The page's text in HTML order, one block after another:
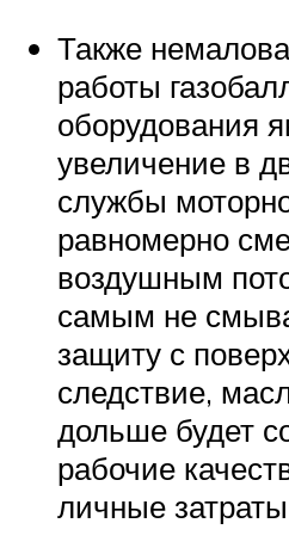
Также
работы
оборудования
увеличение в
службы
равномерно
воздушным
самым не
защиту с
следствие,
дольше будет
рабочие
личные затраты